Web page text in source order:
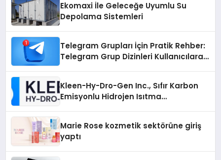
Ekomaxi İle Geleceğe Uyumlu Su
Depolama Sistemleri
Telegram Grupları İçin Pratik Rehber:
Telegram Grup Dizinleri Kullanıcılara
Kleen-Hy-Dro-Gen Inc., Sıfır Karbon
Emisyonlu Hidrojen Isıtma
Marie Rose kozmetik sektörüne giriş
yaptı